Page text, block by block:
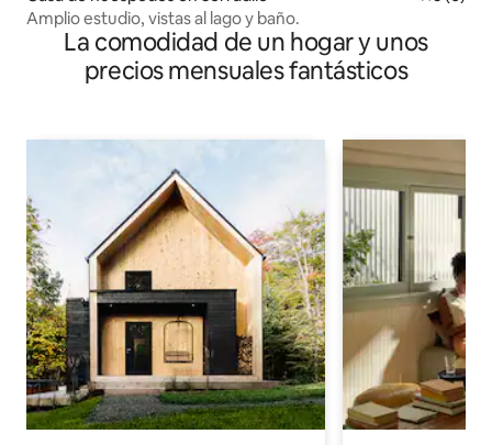
Amplio estudio, vistas al lago y baño.
La comodidad de un hogar y unos
precios mensuales fantásticos